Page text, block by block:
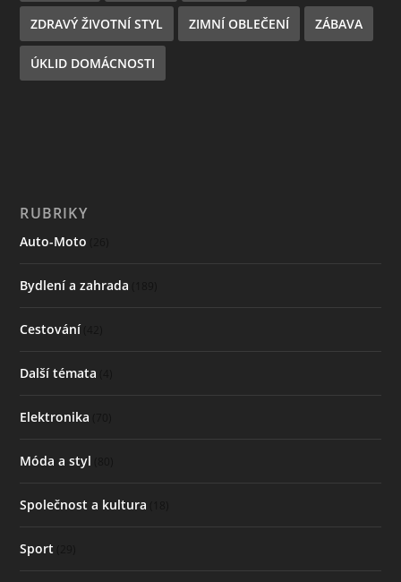
ZDRAVÝ ŽIVOTNÍ STYL ZIMNÍ OBLEČENÍ ZÁBAVA
ÚKLID DOMÁCNOSTI
RUBRIKY
Auto-Moto
Bydlení a zahrada
Cestování(42)
Další témata
Elektronika
Móda a styl
Společnost a kultura
Sport